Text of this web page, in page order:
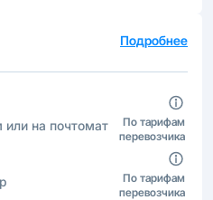
Подробнее
на почтомат
По тарифам
перевозчика
По тарифам
перевозчика